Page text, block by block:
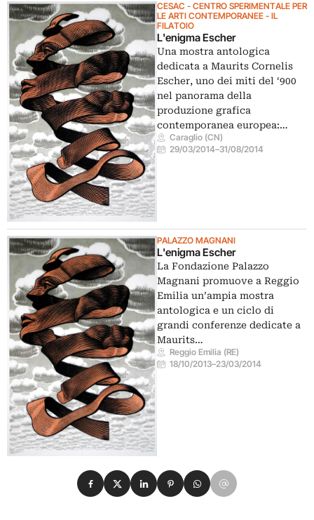
CESAC - CENTRO SPERIMENTALE PER
LE ARTI CONTEMPORANEE - IL
FILATOIO
L'enigma Escher
Una mostra antologica
dedicata a Maurits Cornelis
Escher, uno dei miti del ‘900
nel panorama della
produzione grafica
contemporanea europea:…
Caraglio (CN)
29/03/2014–31/08/2014
PALAZZO MAGNANI
L'enigma Escher
La Fondazione Palazzo
Magnani promuove a Reggio
Emilia un’ampia mostra
antologica e un ciclo di
grandi conferenze dedicate a
Maurits…
Reggio Emilia (RE)
18/10/2013–23/03/2014
Condividi su Facebook
Condividi su X
Condividi su LinkedIn
Condividi su Pinterest
Condividi su WhatsApp
Condividi su Email